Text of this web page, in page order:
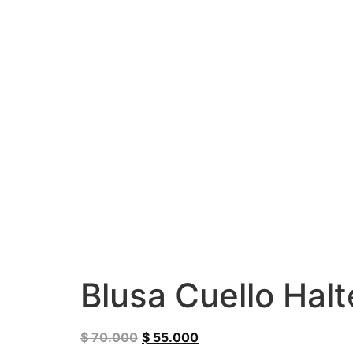
Blusa Cuello
$70.000 $ 55.000